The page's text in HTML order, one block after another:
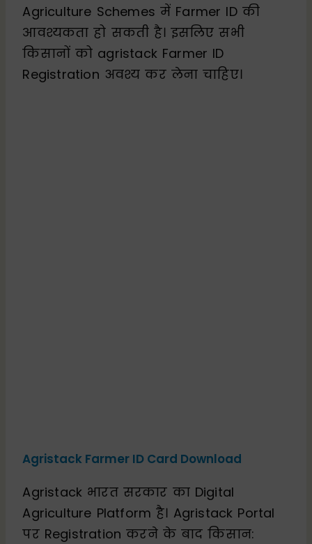
Agriculture Schemes में Farmer ID की
आवश्यकता हो सकती है। इसलिए सभी
किसानों को agristack Farmer ID
Registration अवश्य कर लेना चाहिए।
Agristack Farmer ID Card Download
Agristack भारत सरकार का Digital
Agriculture Platform है। Agristack Portal
पर Registration करने के बाद किसान: